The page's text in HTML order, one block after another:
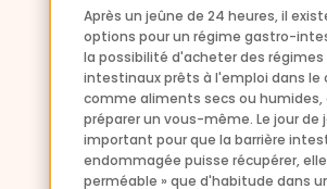
Après un jeûne de 24 heures, il
options pour un régime gastro-
la possibilité d'acheter des
intestinaux prêts à l'emploi dans le
comme aliments secs ou humides,
préparer un vous-même. Le jour de
important pour que la barrière
endommagée puisse récupérer,
perméable » que d'habitude dans